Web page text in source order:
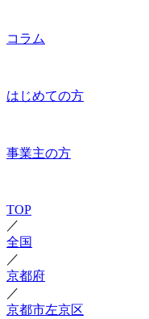
コラム
はじめての方
事業主の方
TOP
／
全国
／
京都府
／
京都市左京区